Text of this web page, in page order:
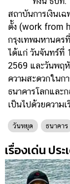
ออนไลน์
ติดต่อ
โฆษณา
แจ้ง
ปัญหา
ร่วม
งาน
กับ
สถาบันการเงินเ
ตั้ง (work from
กรุงเทพมหานคร
ได้แก่ วันจันทร์ที่
2569 และวันพฤ
ความสะดวกในก
ธนาคารโลกและ
เป็นไปด้วยความ
วันหยุด ธนาคาร
เรื่องเด่น ปร